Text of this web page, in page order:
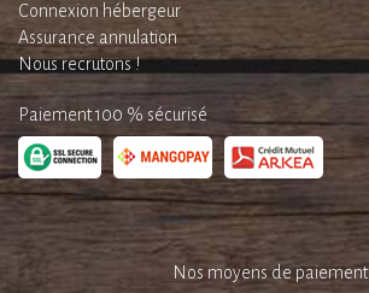
Connexion hébergeur
Assurance annulation
Nous recrutons !
Paiement 100 % sécurisé
Nos moyens de paiement